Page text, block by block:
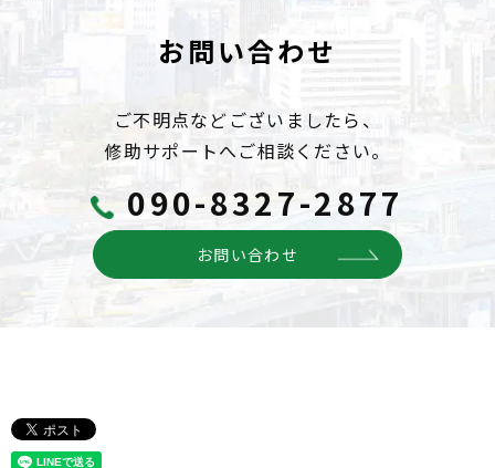
お問い合わせ
ご不明点などございましたら、
修助サポートへご相談ください。
090-8327-2877
お問い合わせ